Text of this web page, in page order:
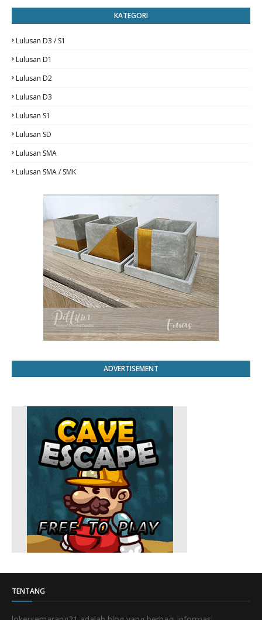
KATEGORI
Lulusan D3 / S1
Lulusan D1
Lulusan D2
Lulusan D3
Lulusan S1
Lulusan SD
Lulusan SMA
Lulusan SMA / SMK
ADVERTISEMENT
TENTANG